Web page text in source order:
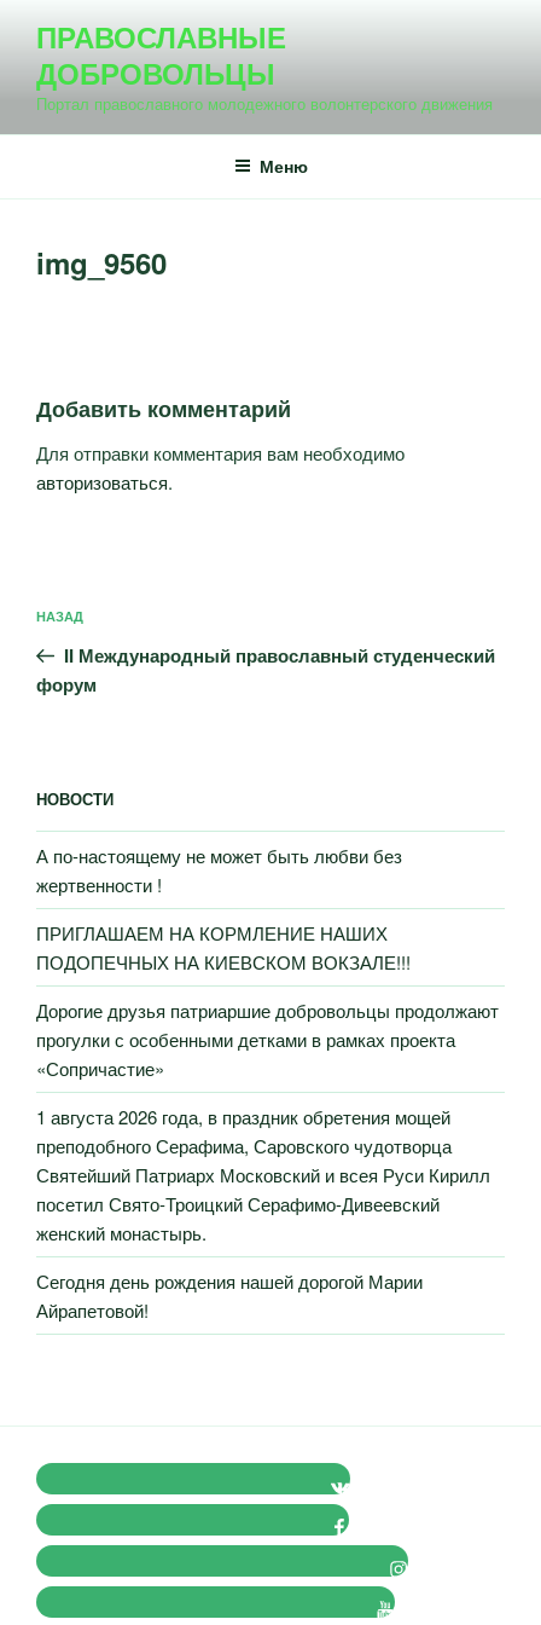
содержимому
ПРАВОСЛАВНЫЕ
ДОБРОВОЛЬЦЫ
Портал православного молодежного волонтерского движения
Меню
img_9560
Добавить комментарий
Для отправки комментария вам необходимо
авторизоваться.
по
записям
Предыдущая
запись:
НАЗАД
II Международный православный студенческий
форум
НОВОСТИ
А по-настоящему не может быть любви без
жертвенности !
ПРИГЛАШАЕМ НА КОРМЛЕНИЕ НАШИХ
ПОДОПЕЧНЫХ НА КИЕВСКОМ ВОКЗАЛЕ!!!
Дорогие друзья патриаршие добровольцы продолжают
прогулки с особенными детками в рамках проекта
«Сопричастие»
1 августа 2026 года, в праздник обретения мощей
преподобного Серафима, Саровского чудотворца
Святейший Патриарх Московский и всея Руси Кирилл
посетил Свято-Троицкий Серафимо-Дивеевский
женский монастырь.
Сегодня день рождения нашей дорогой Марии
Айрапетовой!
VK Православные Добровольцы
FB Православные Добровольцы
Instagram Православные Добровольцы
Youtube Православные Добровольцы